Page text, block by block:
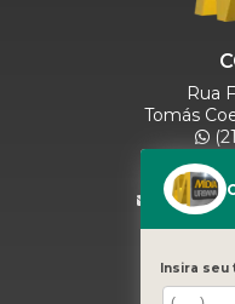
Rua
Tomás
Insira seu